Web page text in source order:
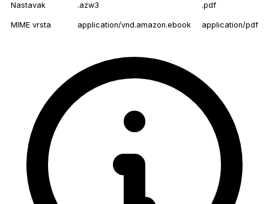
Nastavak .azw3 .pdf
MIME vrsta application/vnd.amazon.ebook application/pdf